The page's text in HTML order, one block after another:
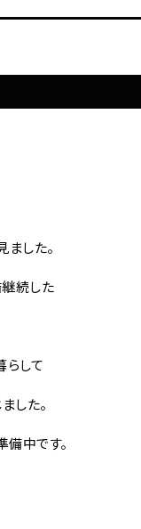
した。
続した
らして
した。
備中です。